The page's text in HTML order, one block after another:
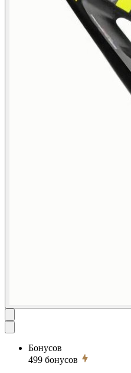
Бонусов
499 бонусов